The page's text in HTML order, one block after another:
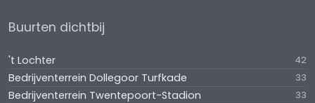
Buurten dichtbij
't Lochter 42
Bedrijventerrein Dollegoor Turfkade 33
Bedrijventerrein Twentepoort-Stadion 33